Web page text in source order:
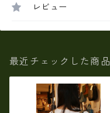
レビュー
最近チェックした商品